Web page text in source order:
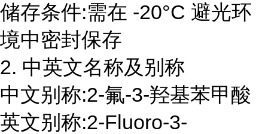
储存条件:需在 -20°C 避光环
境中密封保存
2. 中英文名称及别称
中文别称:2-氟-3-羟基苯甲酸
英文别称:2-Fluoro-3-